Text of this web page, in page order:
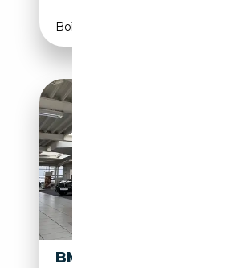
Boîte manuelle
BMW 418 D COUPE SPORT